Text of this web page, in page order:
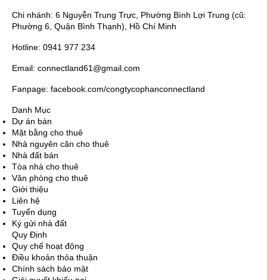
Chi nhánh: 6 Nguyễn Trung Trực, Phường Bình Lợi Trung (cũ:
Phường 6, Quận Bình Thạnh), Hồ Chí Minh
Hotline: 0941 977 234
Email: connectland61@gmail.com
Fanpage: facebook.com/congtycophanconnectland
Danh Mục
Dự án bán
Mặt bằng cho thuê
Nhà nguyên căn cho thuê
Nhà đất bán
Tòa nhà cho thuê
Văn phòng cho thuê
Giới thiệu
Liên hệ
Tuyển dụng
Ký gửi nhà đất
Quy Định
Quy chế hoạt động
Điều khoản thỏa thuận
Chính sách bảo mật